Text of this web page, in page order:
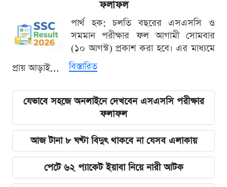
ফলাফল
পার্থ হক: চলতি বছরের এসএসসি ও
সমমান পরীক্ষার ফল আগামী সোমবার
(১০ আগস্ট) প্রকাশ করা হবে। এর মাধ্যমে
প্রায় আড়াই...
বিস্তারিত
যেভাবে সহজে অনলাইনে দেখবেন এসএসসি পরীক্ষার
ফলাফল
আজ টানা ৮ ঘণ্টা বিদুৎ থাকবে না যেসব এলাকায়
পেটে ৬২ প্যাকেট ইয়াবা নিয়ে নারী আটক